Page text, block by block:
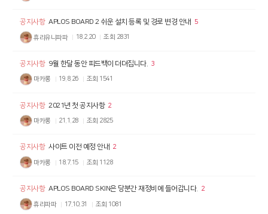
공지사항 APLOS BOARD 2 쉬운 설치 등록 및 경로 변경 안내 5
휴리유니파파 18.2.20 조회 2831
공지사항 9월 한달 동안 피드백이 더뎌집니다. 3
마카롱 19.8.26 조회 1541
공지사항 2021년 첫 공지사항 2
마카롱 21.1.28 조회 2825
공지사항 사이트 이전 예정 안내 2
마카롱 18.7.15 조회 1128
공지사항 APLOS BOARD SKIN은 당분간 재정비에 들어갑니다. 2
휴리파파 17.10.31 조회 1081